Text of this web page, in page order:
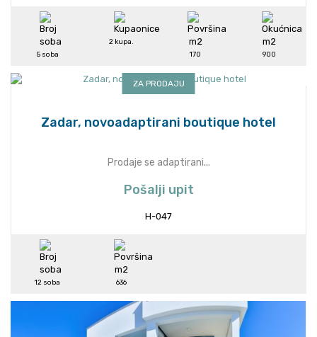
5 soba
2 kupa.
170
900
ZA PRODAJU
Zadar, novoadaptirani boutique hotel
Prodaje se adaptirani...
Pošalji upit
H-047
12 soba 636